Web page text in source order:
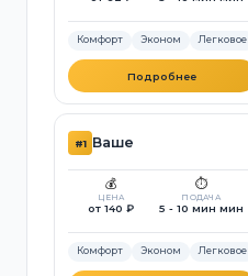
Комфорт Эконом Легковое
Подробнее
#1 Ваше
💰
ЦЕНА
от 140 ₽
⏱️
ПОДАЧА
5 - 10 мин мин
Комфорт Эконом Легковое